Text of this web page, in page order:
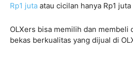
Rp1 juta atau cicilan hanya Rp1
OLXers bisa memilih dan membeli
bekas berkualitas yang dijual di